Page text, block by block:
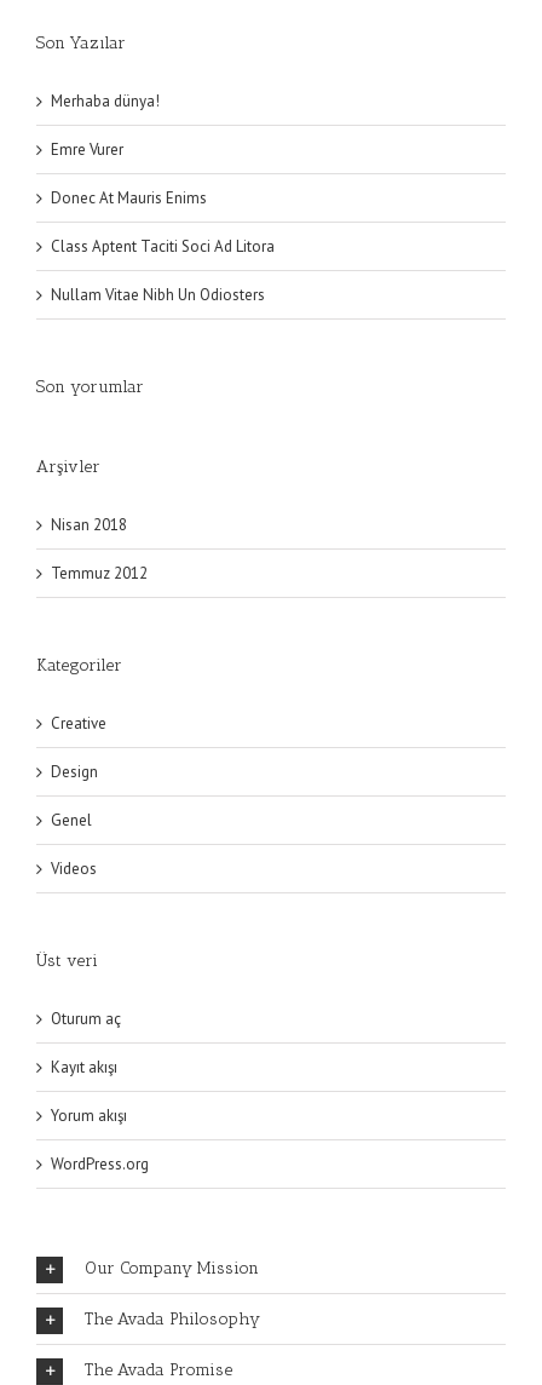
Son Yazılar
Merhaba dünya!
Emre Vurer
Donec At Mauris Enims
Class Aptent Taciti Soci Ad Litora
Nullam Vitae Nibh Un Odiosters
Son yorumlar
Arşivler
Nisan 2018
Temmuz 2012
Kategoriler
Creative
Design
Genel
Videos
Üst veri
Oturum aç
Kayıt akışı
Yorum akışı
WordPress.org
Our Company Mission
The Avada Philosophy
The Avada Promise